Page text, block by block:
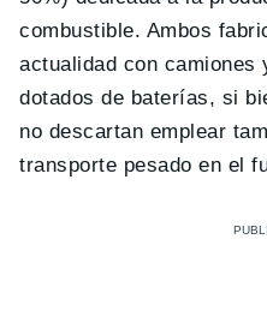
combustible. Ambos
actualidad con camiones
dotados de baterías, si
no descartan emplear
transporte pesado en el